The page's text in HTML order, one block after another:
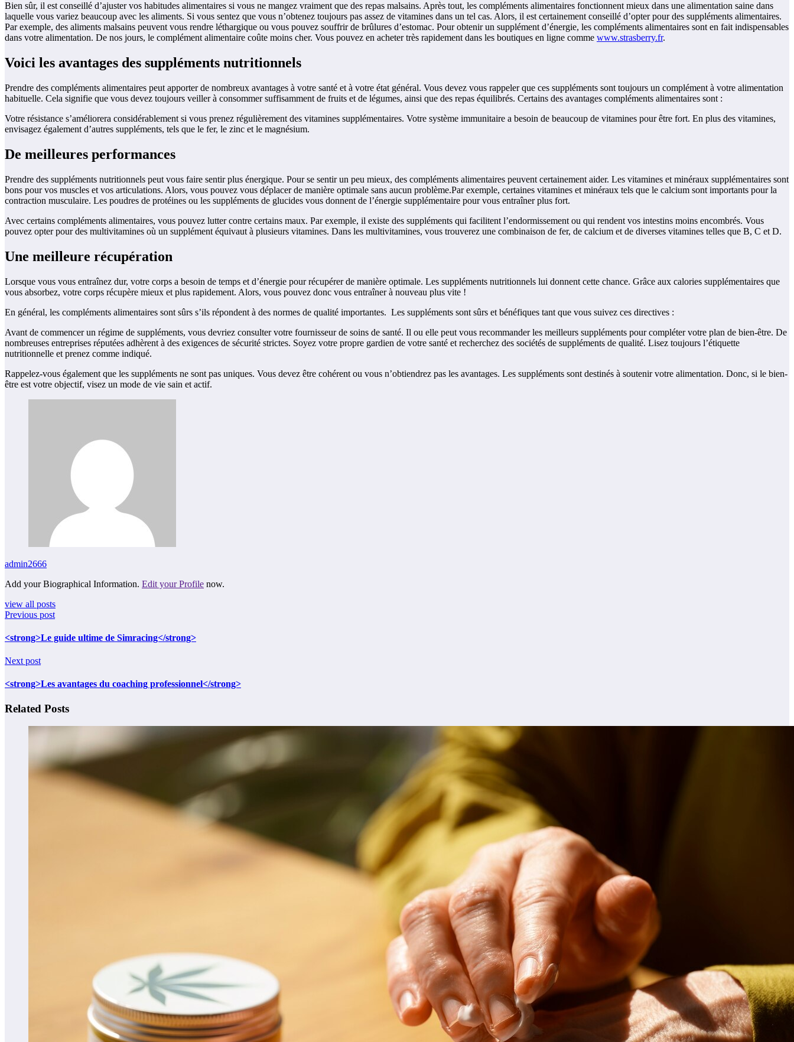
Bien sûr, il est conseillé d’ajuster vos habitudes alimentaires si vous ne mangez vraiment que des repas malsains. Après tout, les compléments alimentaires fonctionnent mieux dans une alimentation saine dans
laquelle vous variez beaucoup avec les aliments. Si vous sentez que vous n’obtenez toujours pas assez de vitamines dans un tel cas. Alors, il est certainement conseillé d’opter pour des suppléments alimentaires.
Par exemple, des aliments malsains peuvent vous rendre léthargique ou vous pouvez souffrir de brûlures d’estomac. Pour obtenir un supplément d’énergie, les compléments alimentaires sont en fait indispensables
dans votre alimentation. De nos jours, le complément alimentaire coûte moins cher. Vous pouvez en acheter très rapidement dans les boutiques en ligne comme www.strasberry.fr.
Voici les avantages des suppléments nutritionnels
Prendre des compléments alimentaires peut apporter de nombreux avantages à votre santé et à votre état général. Vous devez vous rappeler que ces suppléments sont toujours un complément à votre alimentation
habituelle. Cela signifie que vous devez toujours veiller à consommer suffisamment de fruits et de légumes, ainsi que des repas équilibrés. Certains des avantages compléments alimentaires sont :
Votre résistance s’améliorera considérablement si vous prenez régulièrement des vitamines supplémentaires. Votre système immunitaire a besoin de beaucoup de vitamines pour être fort. En plus des vitamines,
envisagez également d’autres suppléments, tels que le fer, le zinc et le magnésium.
De meilleures performances
Prendre des suppléments nutritionnels peut vous faire sentir plus énergique. Pour se sentir un peu mieux, des compléments alimentaires peuvent certainement aider. Les vitamines et minéraux supplémentaires sont
bons pour vos muscles et vos articulations. Alors, vous pouvez vous déplacer de manière optimale sans aucun problème.Par exemple, certaines vitamines et minéraux tels que le calcium sont importants pour la
contraction musculaire. Les poudres de protéines ou les suppléments de glucides vous donnent de l’énergie supplémentaire pour vous entraîner plus fort.
Avec certains compléments alimentaires, vous pouvez lutter contre certains maux. Par exemple, il existe des suppléments qui facilitent l’endormissement ou qui rendent vos intestins moins encombrés. Vous
pouvez opter pour des multivitamines où un supplément équivaut à plusieurs vitamines. Dans les multivitamines, vous trouverez une combinaison de fer, de calcium et de diverses vitamines telles que B, C et D.
Une meilleure récupération
Lorsque vous vous entraînez dur, votre corps a besoin de temps et d’énergie pour récupérer de manière optimale. Les suppléments nutritionnels lui donnent cette chance. Grâce aux calories supplémentaires que
vous absorbez, votre corps récupère mieux et plus rapidement. Alors, vous pouvez donc vous entraîner à nouveau plus vite !
En général, les compléments alimentaires sont sûrs s’ils répondent à des normes de qualité importantes. Les suppléments sont sûrs et bénéfiques tant que vous suivez ces directives :
Avant de commencer un régime de suppléments, vous devriez consulter votre fournisseur de soins de santé. Il ou elle peut vous recommander les meilleurs suppléments pour compléter votre plan de bien-être. De
nombreuses entreprises réputées adhèrent à des exigences de sécurité strictes. Soyez votre propre gardien de votre santé et recherchez des sociétés de suppléments de qualité. Lisez toujours l’étiquette
nutritionnelle et prenez comme indiqué.
Rappelez-vous également que les suppléments ne sont pas uniques. Vous devez être cohérent ou vous n’obtiendrez pas les avantages. Les suppléments sont destinés à soutenir votre alimentation. Donc, si le bien-
être est votre objectif, visez un mode de vie sain et actif.
admin2666
Add your Biographical Information. Edit your Profile now.
view all posts
Previous post
<strong>Le guide ultime de Simracing</strong>
Next post
<strong>Les avantages du coaching professionnel</strong>
Related Posts